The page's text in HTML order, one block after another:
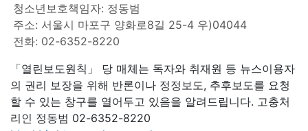
청소년보호책임자: 정동범
주소: 서울시 마포구 양화로8길 25-4 우)04044
전화: 02-6352-8220
「열린보도원칙」 당 매체는 독자와 취재원 등 뉴스이용자
의 권리 보장을 위해 반론이나 정정보도, 추후보도를 요청
할 수 있는 창구를 열어두고 있음을 알려드립니다. 고충처
리인 정동범 02-6352-8220